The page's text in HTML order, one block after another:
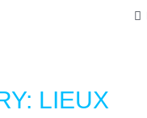
LIEUX
cookies strictement
et à la